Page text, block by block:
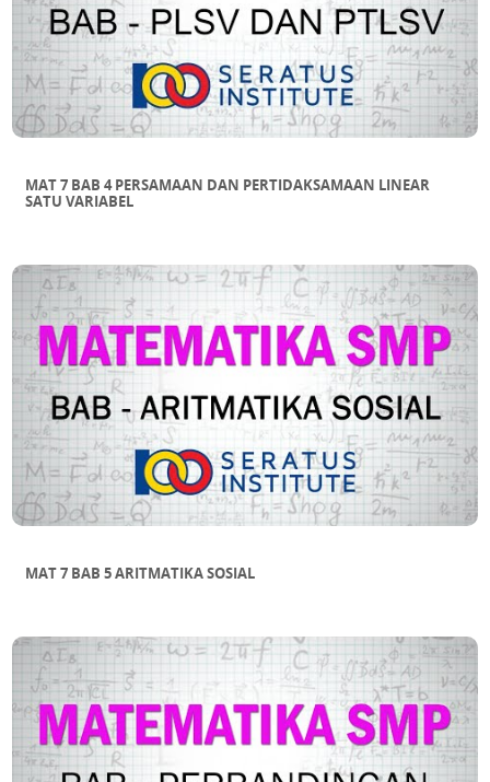
MAT 7 BAB 4 PERSAMAAN DAN PERTIDAKSAMAAN LINEAR
SATU VARIABEL
MAT 7 BAB 5 ARITMATIKA SOSIAL